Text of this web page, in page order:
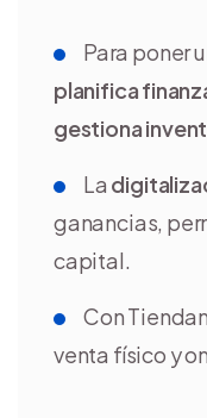
Para poner
planifica
gestiona
La
ganancias,
capital.
Con
venta físico y